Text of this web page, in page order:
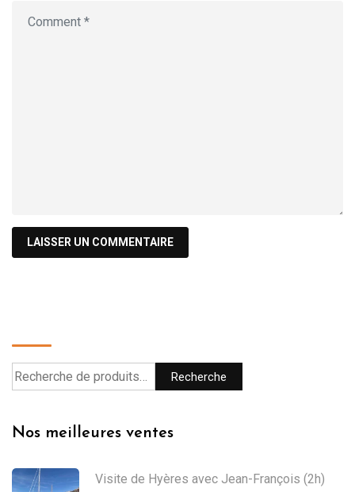
Recherche
Nos meilleures ventes
Visite de Hyères avec Jean-François (2h)